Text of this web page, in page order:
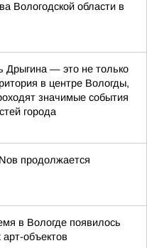
Вологодской области в
Дрыгина — это не только
в центре Вологды,
значимые события
города
продолжается
в Вологде появилось
объектов